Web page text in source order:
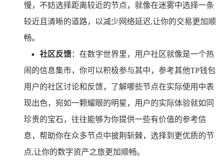
慢，不妨选择距离较近的节点，就像在迷雾中选择一条
较近且清晰的道路，以减少网络延迟,让你的交易更加顺
畅。
社区反馈：在数字世界里，用户社区就像是一个热
闹的信息集市，你可以积极参与其中，参考其他TP钱包
用户的社区讨论和反馈，了解哪些节点在实际使用中表
现出色，宛如一颗耀眼的明星，用户的实际体验就如同
珍贵的宝石，往往能够为你提供一些有价值的参考信
息，帮助你在众多节点中披荆斩棘，选择到更优质的节
点,让你的数字资产之旅更加顺畅。